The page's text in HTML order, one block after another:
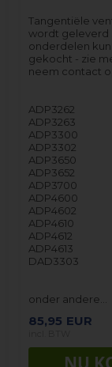
Tangentiële
wordt geleverd
onderdelen
gekocht - zie
neem contact
ADP3262
ADP3263
ADP3300
ADP3302
ADP3650
ADP3652
ADP3700
ADP4600
ADP4602
ADP4610
ADP4612
ADP4613
DAD3303
onder andere…
85,95 EUR